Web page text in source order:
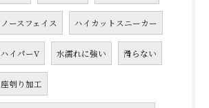
ノースフェイス ハイカットスニーカー
ハイパーV 水濡れに強い 滑らない
座刳り加工